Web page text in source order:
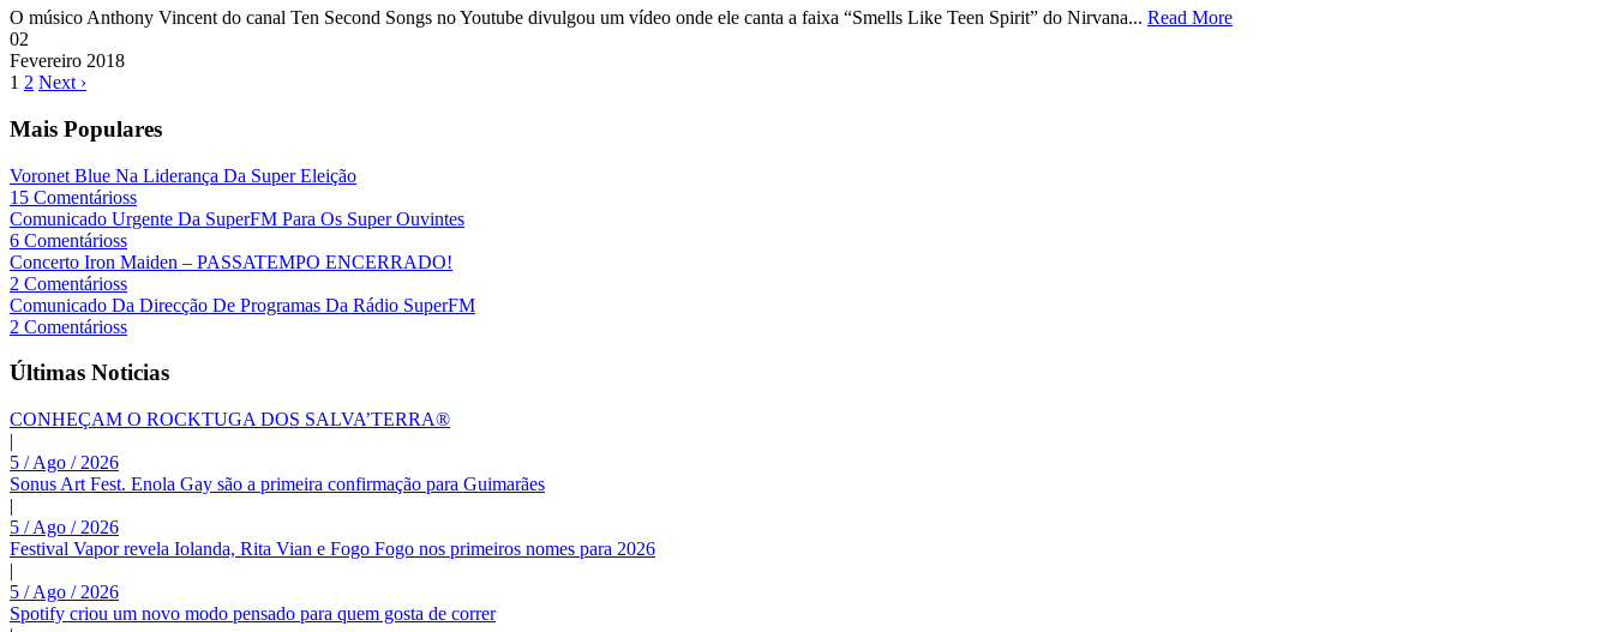
O músico Anthony Vincent do canal Ten Second Songs no Youtube divulgou um vídeo onde ele canta a faixa “Smells Like Teen Spirit” do Nirvana... Read More
02
Fevereiro 2018
1 2 Next ›
Mais Populares
Voronet Blue Na Liderança Da Super Eleição
15 Comentárioss
Comunicado Urgente Da SuperFM Para Os Super Ouvintes
6 Comentárioss
Concerto Iron Maiden – PASSATEMPO ENCERRADO!
2 Comentárioss
Comunicado Da Direcção De Programas Da Rádio SuperFM
2 Comentárioss
Últimas Noticias
CONHEÇAM O ROCKTUGA DOS SALVA’TERRA®
|
5 / Ago / 2026
Sonus Art Fest. Enola Gay são a primeira confirmação para Guimarães
|
5 / Ago / 2026
Festival Vapor revela Iolanda, Rita Vian e Fogo Fogo nos primeiros nomes para 2026
|
5 / Ago / 2026
Spotify criou um novo modo pensado para quem gosta de correr